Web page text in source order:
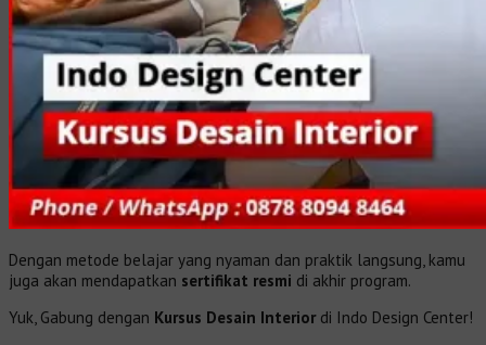
Dengan metode belajar yang nyaman dan praktik langsung, kamu
juga akan mendapatkan sertifikat resmi di akhir program.
Yuk, Gabung dengan Kursus Desain Interior di Indo Design Center!